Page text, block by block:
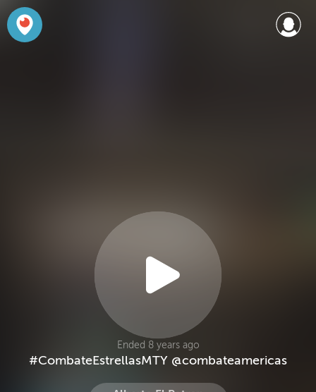
Ended 8 years ago
#CombateEstrellasMTY @combateamericas